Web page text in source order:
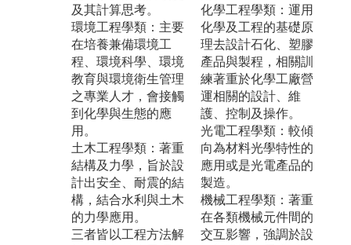
及其計算思考。
環境工程學類：主要
在培養兼備環境工
程、環境科學、環境
教育與環境衛生管理
之專業人才，會接觸
到化學與生態的應
用。
土木工程學類：著重
結構及力學，旨於設
計出安全、耐震的結
構，結合水利與土木
的力學應用。
三者皆以工程方法解
化學工程學類：運用
化學及工程的基礎原
理去設計石化、塑膠
產品與製程，相關訓
練著重於化學工廠營
運相關的設計、維
護、控制及操作。
光電工程學類：較傾
向為材料光學特性的
應用或是光電產品的
製造。
機械工程學類：著重
在各類機械元件間的
交互影響，強調於設